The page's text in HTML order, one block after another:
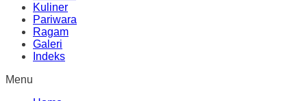
Kuliner
Pariwara
Ragam
Galeri
Indeks
Menu